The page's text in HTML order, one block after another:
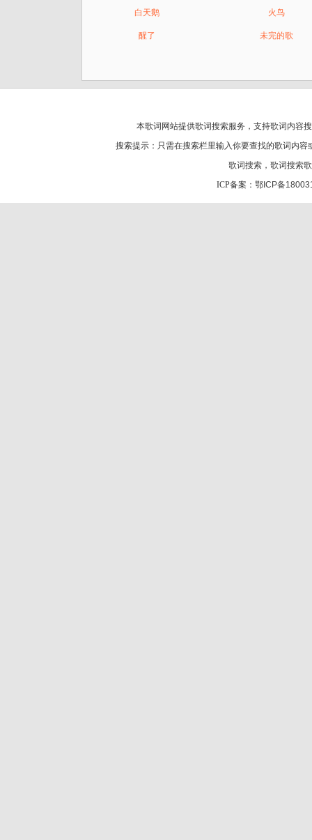
白天鹅 火鸟
醒了 未完的歌
本歌词网站提供歌词搜索服务，支持歌词 内容
搜索提示：只需在搜索栏里输入你要查找的歌词内
歌词搜索 ， 歌词搜索
ICP备案： 鄂ICP备